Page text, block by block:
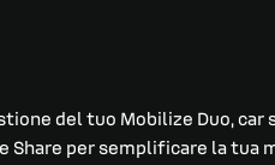
del tuo Mobilize Duo, car
Share per semplificare la tua